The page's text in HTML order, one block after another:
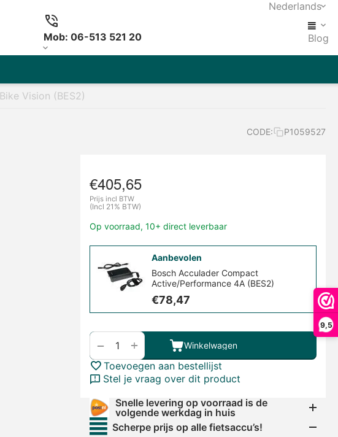
9,5
Nederlands
Mob: 06-513 521 20 Blog
Vision (BES2)
CODE: P1059527
€405,65
Prijs incl BTW
(Incl 21% BTW)
Op voorraad, 10+ direct leverbaar
Aanbevolen
Bosch Acculader Compact
Active/Performance 4A (BES2)
€78,47
+
− Winkelwagen
Toevoegen aan bestellijst
Stel je vraag over dit product
Snelle levering op voorraad is de
volgende werkdag in huis
Scherpe prijs op alle fietsaccu’s!